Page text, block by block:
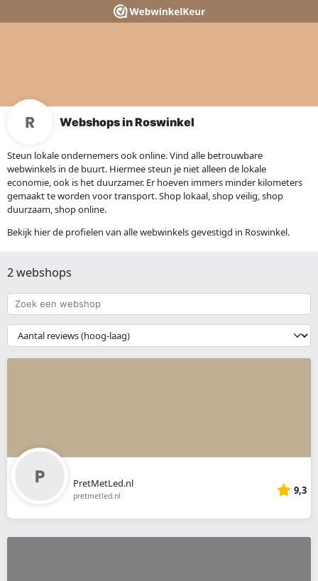
Webshops in Roswinkel
Steun lokale ondernemers ook online. Vind alle betrouwbare
webwinkels in de buurt. Hiermee steun je niet alleen de lokale
economie, ook is het duurzamer. Er hoeven immers minder kilometers
gemaakt te worden voor transport. Shop lokaal, shop veilig, shop
duurzaam, shop online.
Bekijk hier de profielen van alle webwinkels gevestigd in Roswinkel.
2 webshops
Zoek
een
webshop
{{
__('Sort')
}}
PretMetLed.nl
pretmetled.nl 9,3